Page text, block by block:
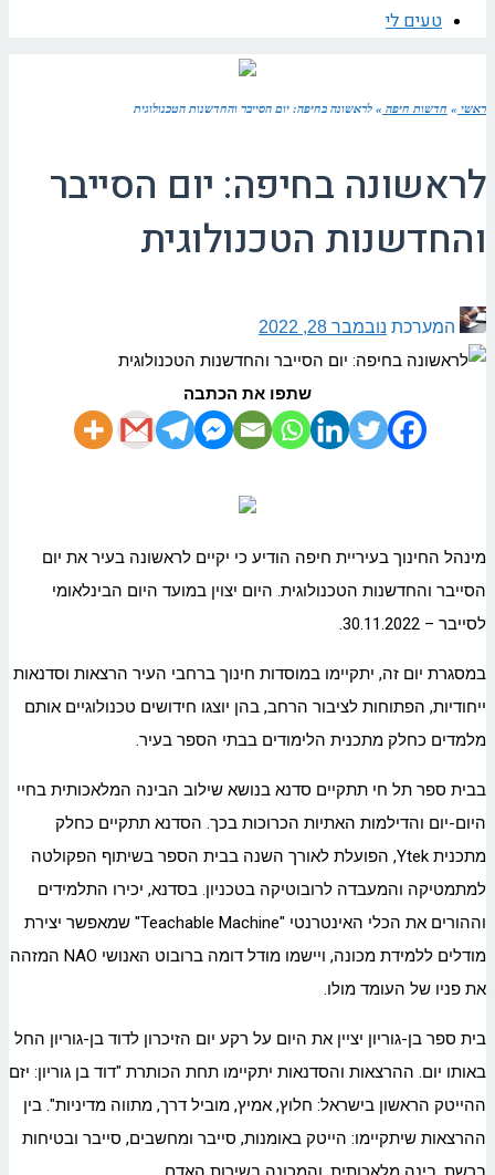
טעים לי
ראשי » חדשות חיפה » לראשונה בחיפה: יום הסייבר והחדשנות הטכנולוגית
לראשונה בחיפה: יום הסייבר
והחדשנות הטכנולוגית
המערכת נובמבר 28, 2022
שתפו את הכתבה
מינהל החינוך בעיריית חיפה הודיע כי יקיים לראשונה בעיר את יום
הסייבר והחדשנות הטכנולוגית. היום יצוין במועד היום הבינלאומי
לסייבר – 30.11.2022.
במסגרת יום זה, יתקיימו במוסדות חינוך ברחבי העיר הרצאות וסדנאות
ייחודיות, הפתוחות לציבור הרחב, בהן יוצגו חידושים טכנולוגיים אותם
מלמדים כחלק מתכנית הלימודים בבתי הספר בעיר.
בבית ספר תל חי תתקיים סדנא בנושא שילוב הבינה המלאכותית בחיי
היום-יום והדילמות האתיות הכרוכות בכך. הסדנא תתקיים כחלק
מתכנית Ytek, הפועלת לאורך השנה בבית הספר בשיתוף הפקולטה
למתמטיקה והמעבדה לרובוטיקה בטכניון. בסדנא, יכירו התלמידים
וההורים את הכלי האינטרנטי "Teachable Machine" שמאפשר יצירת
מודלים ללמידת מכונה, ויישמו מודל דומה ברובוט האנושי NAO המזהה
את פניו של העומד מולו.
בית ספר בן-גוריון יציין את היום על רקע יום הזיכרון לדוד בן-גוריון החל
באותו יום. ההרצאות והסדנאות יתקיימו תחת הכותרת "דוד בן גוריון: יזם
ההייטק הראשון בישראל: חלוץ, אמיץ, מוביל דרך, מתווה מדיניות". בין
ההרצאות שיתקיימו: הייטק באומנות, סייבר ומחשבים, סייבר ובטיחות